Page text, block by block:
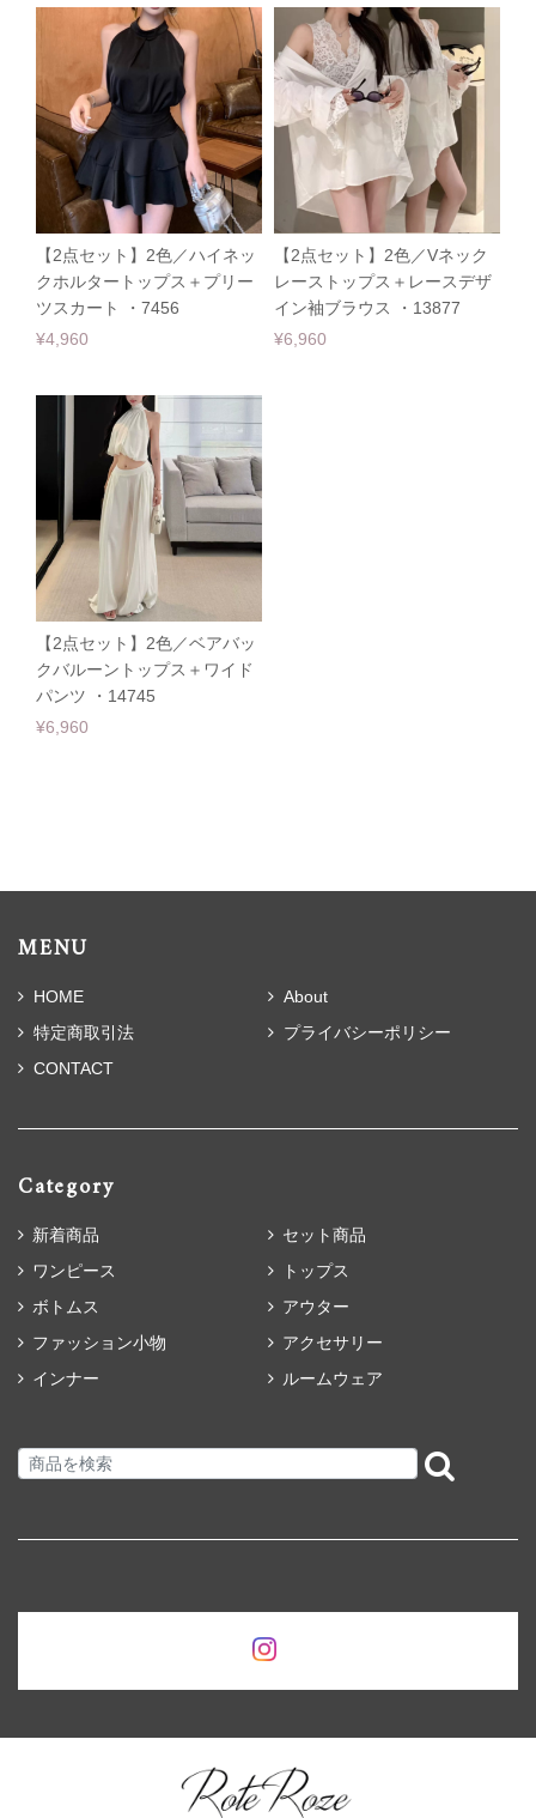
【2点セット】2色／ハイネッ
クホルタートップス＋プリー
ツスカート ・7456
¥4,960
【2点セット】2色／Vネック
レーストップス＋レースデザ
イン袖ブラウス ・13877
¥6,960
【2点セット】2色／ベアバッ
クバルーントップス＋ワイド
パンツ ・14745
¥6,960
MENU
HOME
About
特定商取引法
プライバシーポリシー
CONTACT
Category
新着商品
セット商品
ワンピース
トップス
ボトムス
アウター
ファッション小物
アクセサリー
インナー
ルームウェア